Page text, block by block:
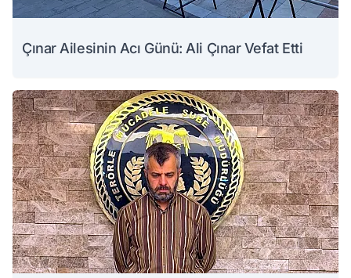
Çınar Ailesinin Acı Günü: Ali Çınar Vefat Etti